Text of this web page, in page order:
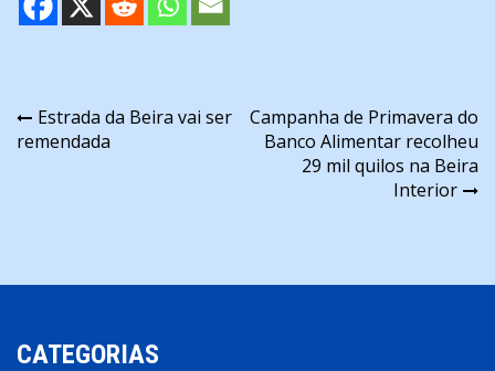
Navegação
de
Estrada da Beira vai ser
remendada
Campanha de Primavera do
Banco Alimentar recolheu
29 mil quilos na Beira
Interior
CATEGORIAS